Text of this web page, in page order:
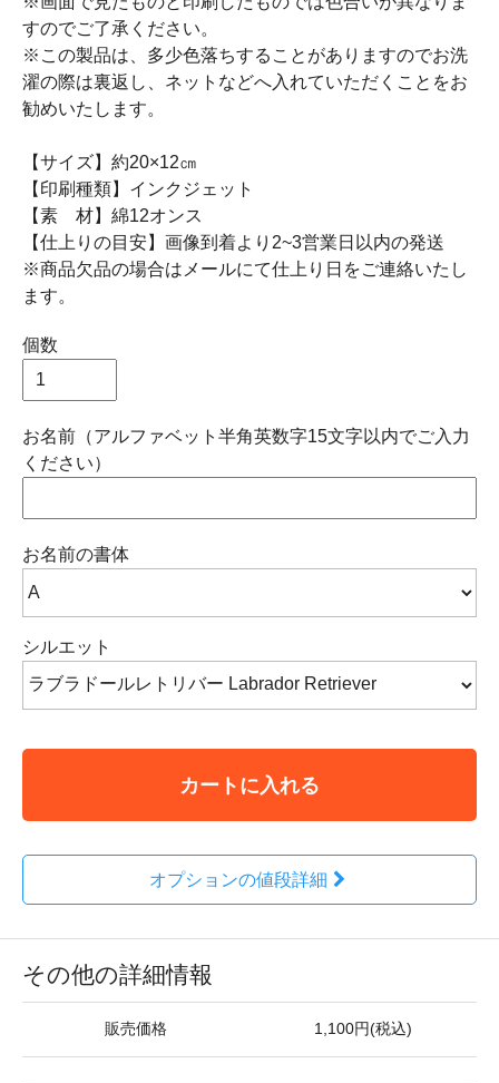
すのでご了承ください。
※この製品は、多少色落ちすることがありますのでお洗
濯の際は裏返し、ネットなどへ入れていただくことをお
勧めいたします。
【サイズ】約20×12㎝
【印刷種類】インクジェット
【素 材】綿12オンス
【仕上りの目安】画像到着より2~3営業日以内の発送
※商品欠品の場合はメールにて仕上り日をご連絡いたし
ます。
個数
お名前（アルファベット半角英数字15文字以内でご入力
ください）
お名前の書体
シルエット
カートに入れる
オプションの値段詳細
その他の詳細情報
販売価格 1,100円(税込)